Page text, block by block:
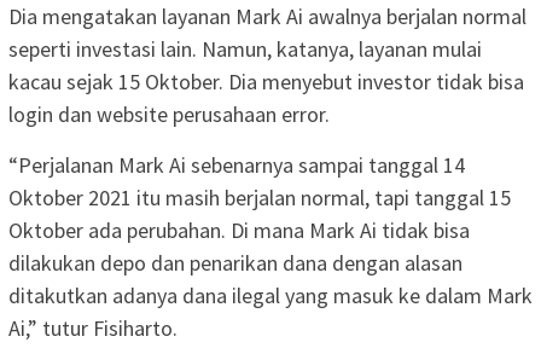
Dia mengatakan layanan Mark Ai awalnya berjalan normal
seperti investasi lain. Namun, katanya, layanan mulai
kacau sejak 15 Oktober. Dia menyebut investor tidak bisa
login dan website perusahaan error.
“Perjalanan Mark Ai sebenarnya sampai tanggal 14
Oktober 2021 itu masih berjalan normal, tapi tanggal 15
Oktober ada perubahan. Di mana Mark Ai tidak bisa
dilakukan depo dan penarikan dana dengan alasan
ditakutkan adanya dana ilegal yang masuk ke dalam Mark
Ai,” tutur Fisiharto.